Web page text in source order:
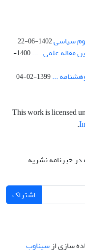
سیاسی1402-06-22
مقاله علمی- ...
1400-
...
1399-02-04
This work is licensed
.
در خبرنامه نشریه
اشتراک
سازی از سیناوب